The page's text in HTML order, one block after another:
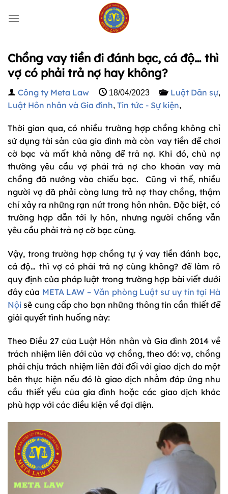
qua
Chồng vay tiền đi đánh bạc, cá độ… thì
vợ có phải trả nợ hay không?
Công ty Meta Law 18/04/2023 Luật Dân sự,
Luật Hôn nhân và Gia đình, Tin tức - Sự kiện,
Thời gian qua, có nhiều trường hợp chồng không chỉ
sử dụng tài sản của gia đình mà còn vay tiền để chơi
cờ bạc và mất khả năng để trả nợ. Khi đó, chủ nợ
thường yêu cầu vợ phải trả nợ cho khoản vay mà
chồng đã nướng vào chiếu bạc. Cũng vì thế, nhiều
người vợ đã phải còng lưng trả nợ thay chồng, thậm
chí xảy ra những rạn nứt trong hôn nhân. Đặc biệt, có
trường hợp dẫn tới ly hôn, nhưng người chồng vẫn
yêu cầu phải trả nợ cờ bạc cùng.
Vậy, trong trường hợp chồng tự ý vay tiền đánh bạc,
cá độ… thì vợ có phải trả nợ cùng không? để làm rõ
quy định của pháp luật trong trường hợp bài viết dưới
đây của META LAW – Văn phòng Luật sư uy tín tại Hà
Nội sẽ cung cấp cho bạn những thông tin cần thiết để
giải quyết tình huống này:
Theo Điều 27 của Luật Hôn nhân và Gia đình 2014 về
trách nhiệm liên đới của vợ chồng, theo đó: vợ, chồng
phải chịu trách nhiệm liên đới đối với giao dịch do một
bên thực hiện nếu đó là giao dịch nhằm đáp ứng nhu
cầu thiết yếu của gia đình hoặc các giao dịch khác
phù hợp với các điều kiện về đại diện.